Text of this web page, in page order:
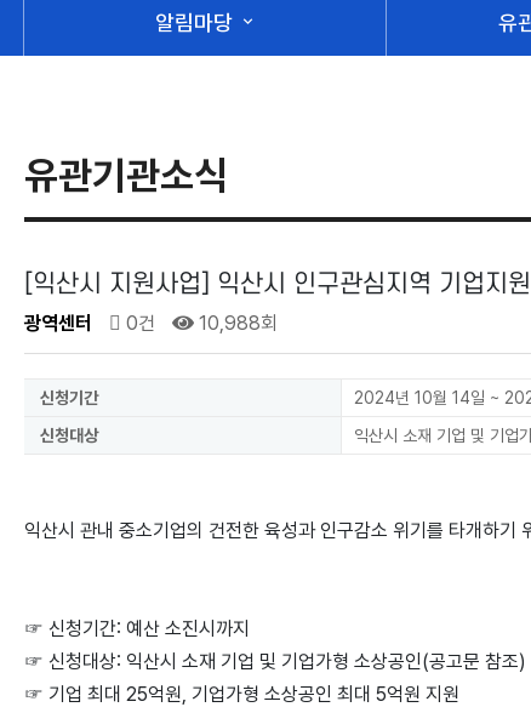
알림마당 expand_more 유
유관기관소식
[익산시 지원사업] 익산시 인구관심지역 기업지
광역센터 0건 10,988회
신청기간
2024년 10월 14일 ~
신청대상
익산시 소재 기업 및 기업
익산시 관내 중소기업의 건전한 육성과 인구감소 위기를 타개하
☞ 신청기간: 예산 소진시까지
☞ 신청대상: 익산시 소재 기업 및 기업가형 소상공인(공고문 참조)
☞ 기업 최대 25억원, 기업가형 소상공인 최대 5억원 지원